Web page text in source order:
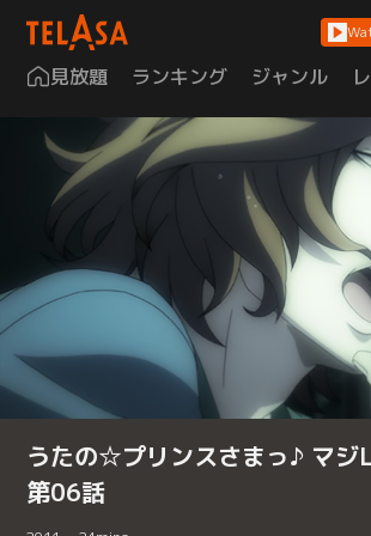
見放題 ランキング ジャンル
うたの☆プリンスさまっ♪ マジ
第06話